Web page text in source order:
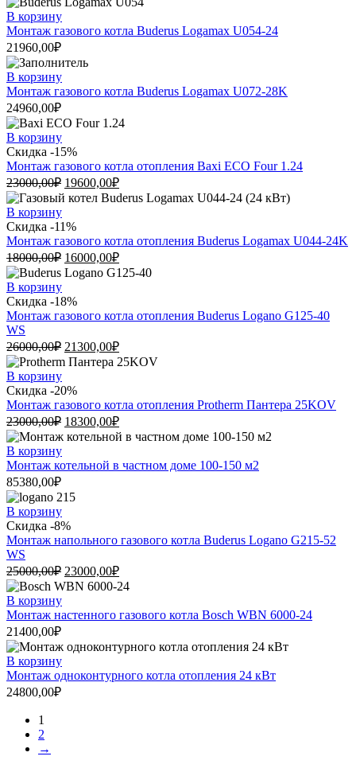
В корзину
Монтаж газового котла Buderus Logamax U054-24
21960,00₽
В корзину
Монтаж газового котла Buderus Logamax U072-28K
24960,00₽
В корзину
Скидка -15%
Монтаж газового котла отопления Baxi ECO Four 1.24
23000,00₽ 19600,00₽
В корзину
Скидка -11%
Монтаж газового котла отопления Buderus Logamax U044-24K
18000,00₽ 16000,00₽
В корзину
Скидка -18%
Монтаж газового котла отопления Buderus Logano G125-40
WS
26000,00₽ 21300,00₽
В корзину
Скидка -20%
Монтаж газового котла отопления Protherm Пантера 25KOV
23000,00₽ 18300,00₽
В корзину
Монтаж котельной в частном доме 100-150 м2
85380,00₽
В корзину
Скидка -8%
Монтаж напольного газового котла Buderus Logano G215-52
WS
25000,00₽ 23000,00₽
В корзину
Монтаж настенного газового котла Bosch WBN 6000-24
21400,00₽
В корзину
Монтаж одноконтурного котла отопления 24 кВт
24800,00₽
1
2
→